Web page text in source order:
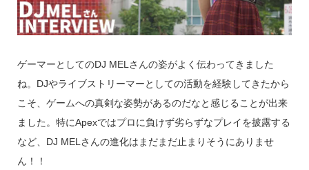
ゲーマーとしてのDJ MELさんの姿がよく伝わってきました
ね。DJやライブストリーマーとしての活動を経験してきたから
こそ、ゲームへの真剣な姿勢があるのだなと感じることが出来
ました。特にApexではプロに負けず劣らずなプレイを披露する
など、DJ MELさんの進化はまだまだ止まりそうにありませ
ん！！